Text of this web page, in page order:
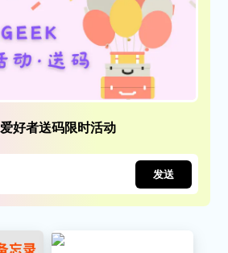
好者送码限时活动
发送